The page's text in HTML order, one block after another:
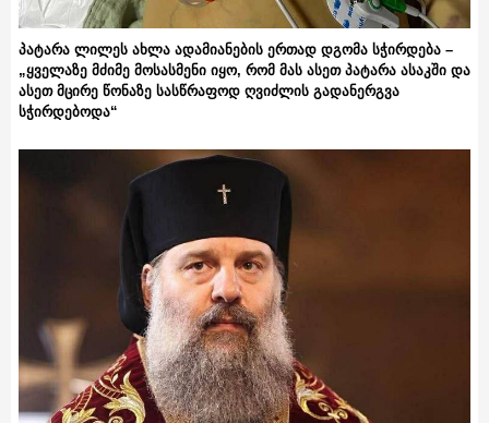
პატარა ლილეს ახლა ადამიანების ერთად დგომა სჭირდება –
„ყველაზე მძიმე მოსასმენი იყო, რომ მას ასეთ პატარა ასაკში და
ასეთ მცირე წონაზე სასწრაფოდ ღვიძლის გადანერგვა
სჭირდებოდა“